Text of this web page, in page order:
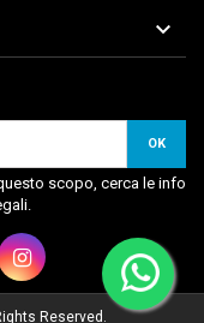

scopo, cerca le info
Reserved.